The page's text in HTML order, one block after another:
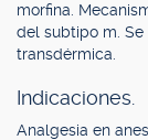
morfina.
del subtipo m.
transdérmica.
Indicaciones.
Analgesia en